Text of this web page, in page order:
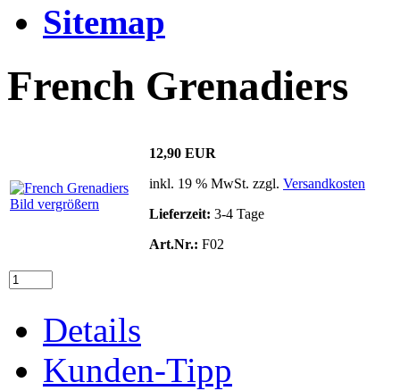
Sitemap
French Grenadiers
Bild vergrößern
12,90 EUR
inkl. 19 % MwSt. zzgl. Versandkosten
Lieferzeit: 3-4 Tage
Art.Nr.: F02
Details
Kunden-Tipp